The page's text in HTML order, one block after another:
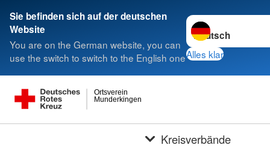
Sie befinden sich auf der deutschen
Website
You are on the German website, you can
use the switch to switch to the English one
Sprache wechseln
Alles klar
Munderkingen
Ortsverein
Kreisverbände